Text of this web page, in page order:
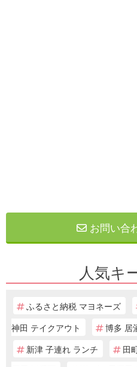
お問い合
人気キ
ふるさと納税 マヨネーズ
神田 テイクアウト
博多 居
新津 子連れ ランチ
田